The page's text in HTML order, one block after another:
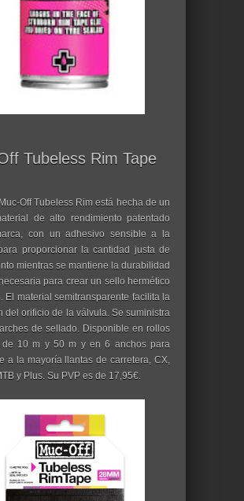
Tubeless Rim Tape
Off Tubeless Rim está hecha de un
de alto rendimiento patentado
con un adhesivo sensible a la
proporcionar la cantidad justa de
mientras se mantiene la durabilidad
para crear un sello hermético
El material semitransparente facilita la
del orificio de la válvula. Se suministra
de sellado. Disponible en rollos
10 m y 50 m y en 6 anchos para
a la mayoría llantas de carretera, CX,
y Plus. Su PVP es de 17,95€.